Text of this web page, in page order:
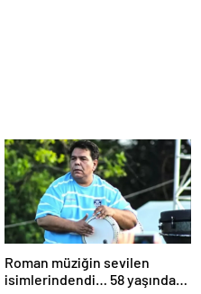
Roman müziğin sevilen
isimlerindendi… 58 yaşındaki